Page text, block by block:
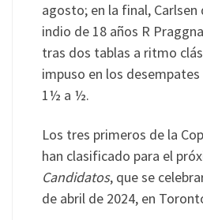
agosto; en la final,
indio de 18 años R
tras dos tablas a ritmo
impuso en los
1½ a ½.
Los tres primeros de la
han clasificado para el
Candidatos, que se
de abril de 2024, en